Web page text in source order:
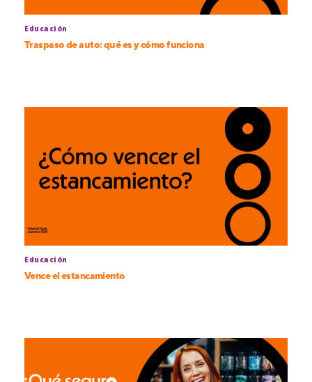
Educación
Traspaso de auto: qué es y cómo funciona
Educación
Vence el estancamiento